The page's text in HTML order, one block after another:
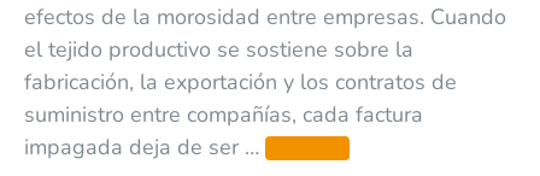
efectos de la morosidad entre empresas. Cuando
el tejido productivo se sostiene sobre la
fabricación, la exportación y los contratos de
suministro entre compañías, cada factura
impagada deja de ser … Leer más